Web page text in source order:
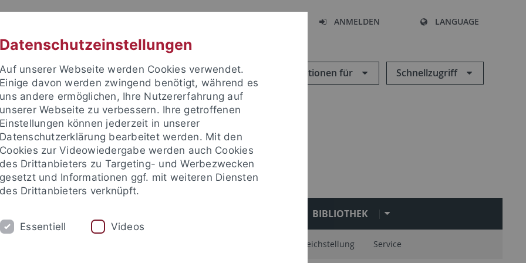
ANMELDEN LANGUAGE
Informationen für Schnellzugriff
Fakultät
BIBLIOTHEK
Gleichstellung Service
Datenschutzeinstellungen
Auf unserer Webseite werden Cookies verwendet.
Einige davon werden zwingend benötigt, während es
uns andere ermöglichen, Ihre Nutzererfahrung auf
unserer Webseite zu verbessern. Ihre getroffenen
Einstellungen können jederzeit in unserer
Datenschutzerklärung bearbeitet werden. Mit den
Cookies zur Videowiedergabe werden auch Cookies
des Drittanbieters zu Targeting- und Werbezwecken
gesetzt und Informationen ggf. mit weiteren Diensten
des Drittanbieters verknüpft.
Essentiell Videos